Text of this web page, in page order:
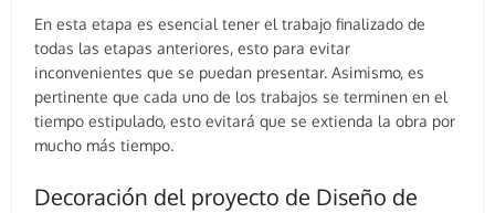
En esta etapa es esencial tener el trabajo finalizado de
todas las etapas anteriores, esto para evitar
inconvenientes que se puedan presentar. Asimismo, es
pertinente que cada uno de los trabajos se terminen en el
tiempo estipulado, esto evitará que se extienda la obra por
mucho más tiempo.
Decoración del proyecto de Diseño de